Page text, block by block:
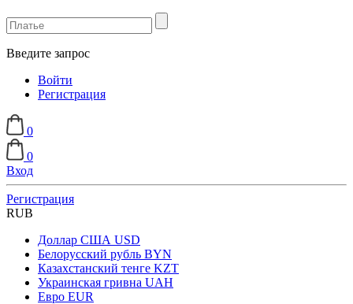
Введите запрос
Войти
Регистрация
0
0
Вход
Регистрация
RUB
Доллар США USD
Белорусский рубль BYN
Казахстанский тенге KZT
Украинская гривна UAH
Евро EUR